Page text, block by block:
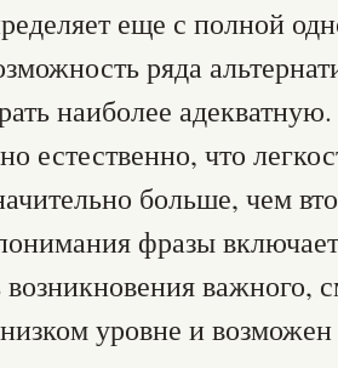
еще с полной
ряда
наиболее адекватную.
естественно, что
больше, чем
фразы
возникновения важного,
уровне и